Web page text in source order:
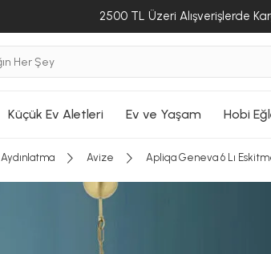
2500 TL Üzeri Alışverişlerde
Küçük Ev Aletleri Ev ve Yaşam Hobi
Aydınlatma Avize Apliqa Geneva 6 Lı